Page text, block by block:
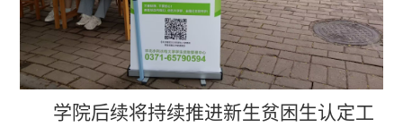
学院后续将持续推进新生贫困生认定工